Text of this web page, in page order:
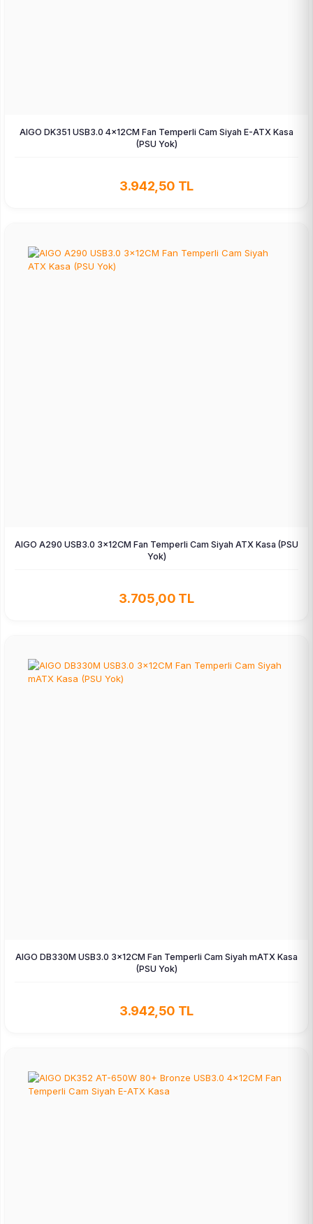
AIGO DK351 USB3.0 4×12CM Fan Temperli Cam Siyah E-ATX Kasa
(PSU Yok)
3.942,50 TL
AIGO A290 USB3.0 3×12CM Fan Temperli Cam Siyah ATX Kasa (PSU
Yok)
3.705,00 TL
AIGO DB330M USB3.0 3×12CM Fan Temperli Cam Siyah mATX Kasa
(PSU Yok)
3.942,50 TL